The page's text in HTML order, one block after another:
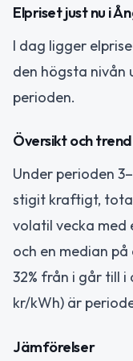
Elpriset just nu i
I dag ligger
den högsta nivån
perioden.
Översikt och trend
Under perioden
stigit kraftigt,
volatil vecka med
och en median på
32% från i går till
kr/kWh) är
Jämförelser